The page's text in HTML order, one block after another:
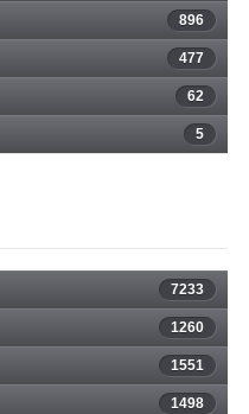
896
477
62
5
7233
1260
1551
1498